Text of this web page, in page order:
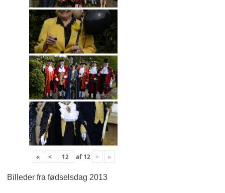
« < af 12 > »
Billeder fra fødselsdag 2013